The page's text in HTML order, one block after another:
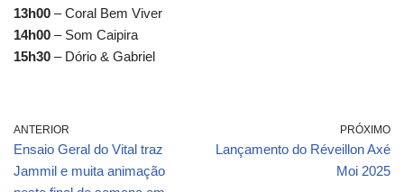
13h00 – Coral Bem Viver
14h00 – Som Caipira
15h30 – Dório & Gabriel
ANTERIOR
Ensaio Geral do Vital traz
Jammil e muita animação
PRÓXIMO
Lançamento do Réveillon Axé
Moi 2025